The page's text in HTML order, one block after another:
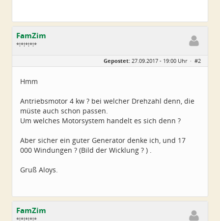
FamZim
*!*!*!*!*
Beiträge:
2350
Gepostet: 27.09.2017 - 19:00 Uhr · #2
Hmm
Antriebsmotor 4 kw ? bei welcher Drehzahl denn, die
müste auch schon passen.
Um welches Motorsystem handelt es sich denn ?
Aber sicher ein guter Generator denke ich, und 17
000 Windungen ? (Bild der Wicklung ? ) .
Gruß Aloys.
FamZim
*!*!*!*!*